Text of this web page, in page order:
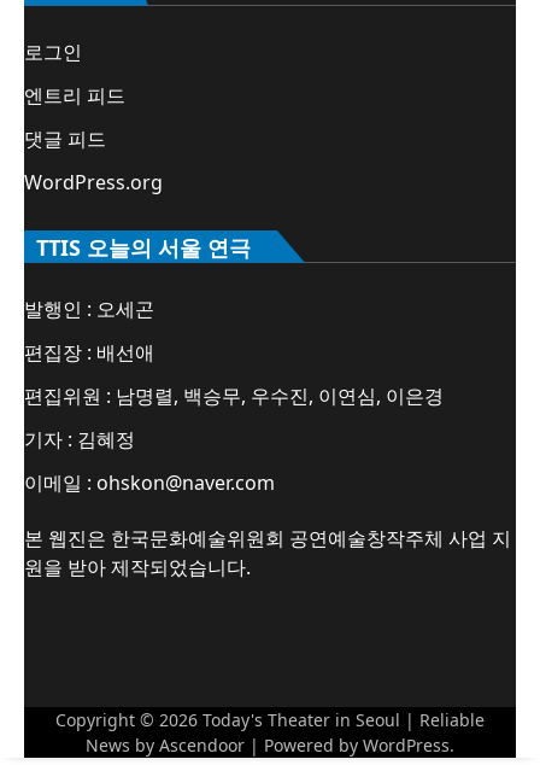
로그인
엔트리 피드
댓글 피드
WordPress.org
TTIS 오늘의 서울 연극
발행인 : 오세곤
편집장 : 배선애
편집위원 : 남명렬, 백승무, 우수진, 이연심, 이은경
기자 : 김혜정
이메일 : ohskon@naver.com
본 웹진은 한국문화예술위원회 공연예술창작주체 사업 지
원을 받아 제작되었습니다.
Copyright © 2026 Today's Theater in Seoul | Reliable
News by Ascendoor | Powered by WordPress.